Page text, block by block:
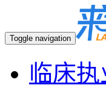
Toggle navigation
临床执